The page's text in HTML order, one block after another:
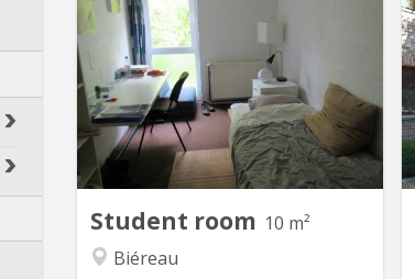
Student room 10 m²
Biéreau
Chambre 313 au 3e étage dans un
communautaire de 6. 2 WC 1 douche
commune pour 2 chambres Lit sans
matelas Environnement verdoyant et
calme.